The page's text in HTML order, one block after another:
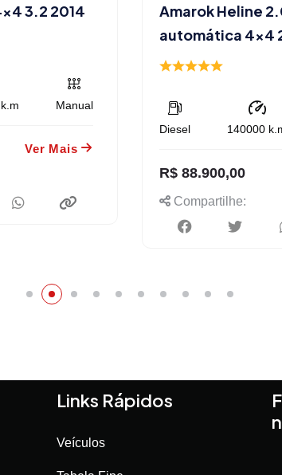
3.2 2014
k.m Manual
Ver Mais
Amarok Heline
automática 4x4
Diesel 140000
R$ 88.900,00
Compartilhe:
Links Rápidos
Veículos